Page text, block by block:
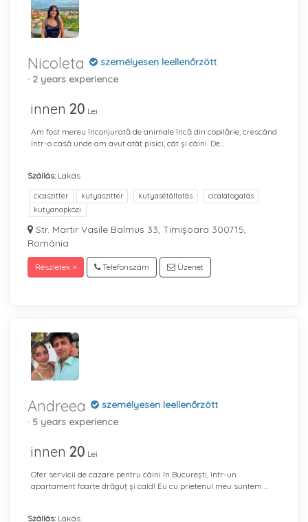
Nicoleta
személyesen leellenőrzött
· 2 years experience
innen 20 Lei
Am fost mereu înconjurată de animale încă din copilărie, crescând
într-o casă unde am avut atât pisici, cât și câini. De...
Szállás: Lakás
cicaszitter kutyaszitter kutyasétáltatás
cicalátogatás
kutyanapközi
Str. Martir Vasile Balmus 33, Timișoara 300715,
România
Részletek » Telefonszám Üzenet
Andreea
személyesen leellenőrzött
· 5 years experience
innen 20 Lei
Ofer servicii de cazare pentru câini în București, într-un
apartament foarte drăguț și cald! Eu cu prietenul meu suntem ...
Szállás: Lakás